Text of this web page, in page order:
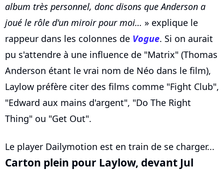
album très personnel, donc disons que Anderson a
joué le rôle d'un miroir pour moi… » explique le
rappeur dans les colonnes de Vogue. Si on aurait
pu s'attendre à une influence de "Matrix" (Thomas
Anderson étant le vrai nom de Néo dans le film),
Laylow préfère citer des films comme "Fight Club",
"Edward aux mains d'argent", "Do The Right
Thing" ou "Get Out".
Le player Dailymotion est en train de se charger...
Carton plein pour Laylow, devant Jul